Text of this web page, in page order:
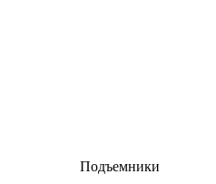
Подъемники